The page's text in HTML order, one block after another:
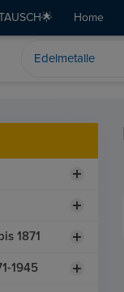
Home
1871
1945